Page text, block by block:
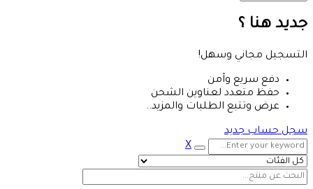
جديد هنا ؟
التسجيل مجاني وسهل!
دفع سريع وآمن
حفظ متعدد لعناوين الشحن
عرض وتتبع الطلبات والمزيد..
سجل حساب جديد
X